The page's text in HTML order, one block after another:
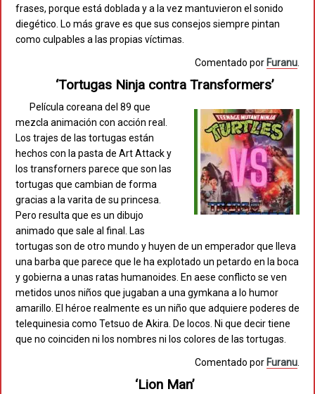
frases, porque está doblada y a la vez mantuvieron el sonido
diegético. Lo más grave es que sus consejos siempre pintan
como culpables a las propias víctimas.
Comentado por Furanu.
‘Tortugas Ninja contra Transformers’
Película coreana del 89 que
mezcla animación con acción real.
Los trajes de las tortugas están
hechos con la pasta de Art Attack y
los transforners parece que son las
tortugas que cambian de forma
gracias a la varita de su princesa.
Pero resulta que es un dibujo
animado que sale al final. Las
tortugas son de otro mundo y huyen de un emperador que lleva
una barba que parece que le ha explotado un petardo en la boca
y gobierna a unas ratas humanoides. En aese conflicto se ven
metidos unos niños que jugaban a una gymkana a lo humor
amarillo. El héroe realmente es un niño que adquiere poderes de
telequinesia como Tetsuo de Akira. De locos. Ni que decir tiene
que no coinciden ni los nombres ni los colores de las tortugas.
Comentado por Furanu.
‘Lion Man’